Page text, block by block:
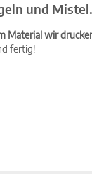
und Mistel.
Material wir
fertig!